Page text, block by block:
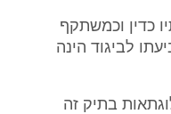
כדין וכמשתקף
לביגוד הינה
הדין את הפלוגתאות בתיק זה